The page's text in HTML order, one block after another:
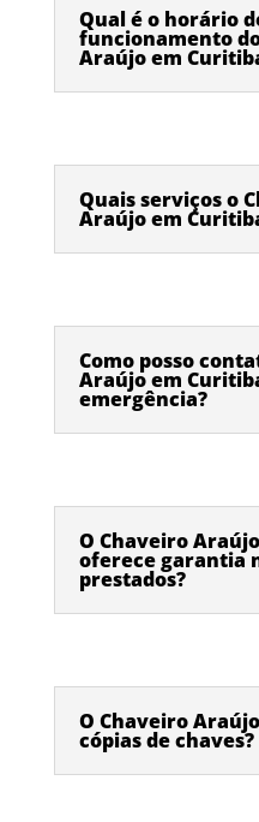
Qual é o horário
funcionamento
Araújo em
Quais serviços o
Araújo em
Como posso
Araújo em
emergência?
O Chaveiro
oferece garantia
prestados?
O Chaveiro
cópias de chaves?